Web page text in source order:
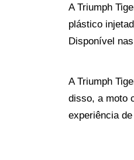
A Triumph
plástico
Disponível
A Triumph
disso, a moto
experiência